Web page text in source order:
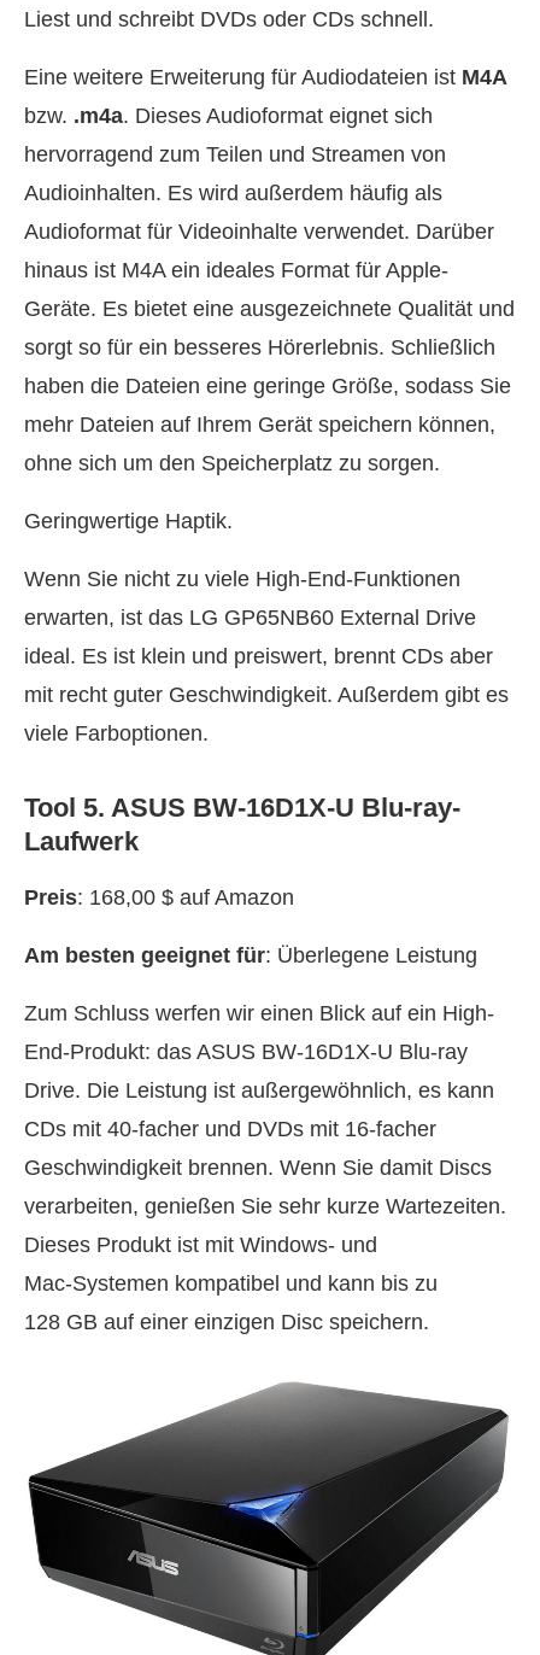
Liest und schreibt DVDs oder CDs schnell.
Eine weitere Erweiterung für Audiodateien ist M4A
bzw. .m4a. Dieses Audioformat eignet sich
hervorragend zum Teilen und Streamen von
Audioinhalten. Es wird außerdem häufig als
Audioformat für Videoinhalte verwendet. Darüber
hinaus ist M4A ein ideales Format für Apple-
Geräte. Es bietet eine ausgezeichnete Qualität und
sorgt so für ein besseres Hörerlebnis. Schließlich
haben die Dateien eine geringe Größe, sodass Sie
mehr Dateien auf Ihrem Gerät speichern können,
ohne sich um den Speicherplatz zu sorgen.
Geringwertige Haptik.
Wenn Sie nicht zu viele High-End-Funktionen
erwarten, ist das LG GP65NB60 External Drive
ideal. Es ist klein und preiswert, brennt CDs aber
mit recht guter Geschwindigkeit. Außerdem gibt es
viele Farboptionen.
Tool 5. ASUS BW-16D1X-U Blu-ray-
Laufwerk
Preis: 168,00 $ auf Amazon
Am besten geeignet für: Überlegene Leistung
Zum Schluss werfen wir einen Blick auf ein High-
End-Produkt: das ASUS BW-16D1X-U Blu-ray
Drive. Die Leistung ist außergewöhnlich, es kann
CDs mit 40‑facher und DVDs mit 16‑facher
Geschwindigkeit brennen. Wenn Sie damit Discs
verarbeiten, genießen Sie sehr kurze Wartezeiten.
Dieses Produkt ist mit Windows- und
Mac‑Systemen kompatibel und kann bis zu
128 GB auf einer einzigen Disc speichern.